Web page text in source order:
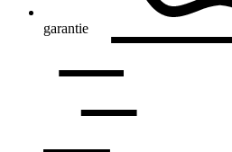
garantie